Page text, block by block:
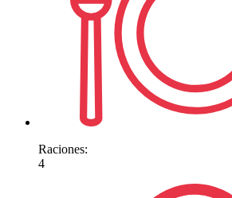
Raciones:
4